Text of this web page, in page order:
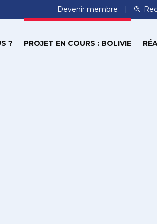
Devenir membre
? PROJET EN COURS : BOLIVIE